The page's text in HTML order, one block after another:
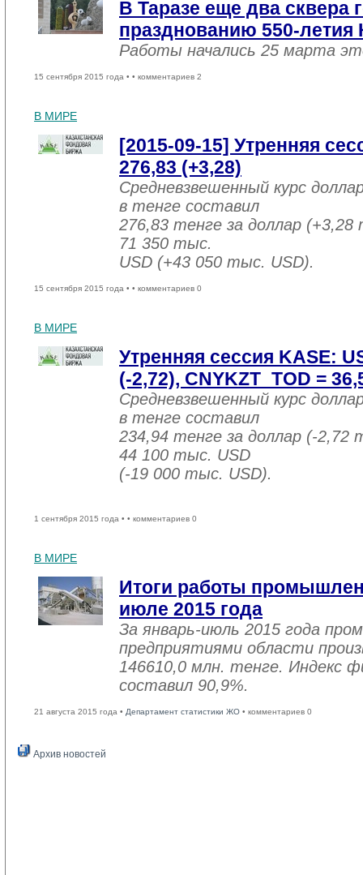
В Таразе еще два сквера
празднованию 550-летия
Работы начались 25 марта
15 сентября 2015 года • • комментариев 2
В МИРЕ
[2015-09-15] Утренняя
276,83 (+3,28)
Средневзвешенный курс
в тенге составил
276,83 тенге за доллар
71 350 тыс.
USD (+43 050 тыс. USD).
15 сентября 2015 года • • комментариев 0
В МИРЕ
Утренняя сессия KASE:
(-2,72), CNYKZT_TOD =
Средневзвешенный курс
в тенге составил
234,94 тенге за доллар (-2,72
44 100 тыс. USD
(-19 000 тыс. USD).
1 сентября 2015 года • • комментариев 0
В МИРЕ
Итоги работы
июле 2015 года
За январь-июль 2015 года
предприятиями области
146610,0 млн. тенге. Индекс
составил 90,9%.
21 августа 2015 года • Департамент статистики ЖО • комментариев 0
Архив новостей